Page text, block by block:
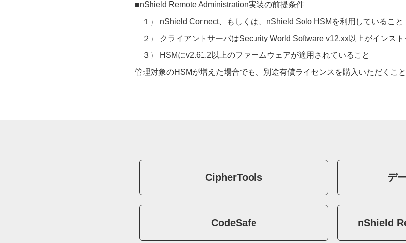
■nShield Remote Administration実装の前提条件
１） nShield Connect、もしくは、nShield Solo HSMを利用していること
２） クライアントサーバはSecurity World Software v12.xx以上がインス
３） HSMにv2.61.2以上のファームウェアが適用されていること
管理対象のHSMが増えた場合でも、別途有償ライセンスを購入いただくこと
CipherTools デ
CodeSafe nShield